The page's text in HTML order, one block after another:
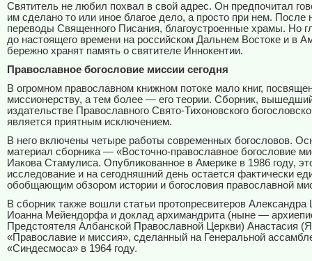
Святитель не любил похвал в свой адрес. Он предпочитал
им сделано то или иное благое дело, а просто при нем. После
переводы Священного Писания, благоустроенные храмы. Но
до настоящего времени на российском Дальнем Востоке и в
бережно хранят память о святителе Иннокентии.
Православное богословие миссии сегодня
В огромном православном книжном потоке мало книг,
миссионерству, а тем более — его теории. Сборник,
издательстве Православного Свято-Тихоновского
является приятным исключением.
В него включены четыре работы современных богословов.
материал сборника — «Восточно-православное богословие
Иакова Стамулиса. Опубликованное в Америке в 1986 году,
исследование и на сегодняшний день остается фактически
обобщающим обзором истории и богословия православной
В сборник также вошли статьи протопресвитеров
Иоанна Мейендорфа и доклад архимандрита (ныне —
Предстоятеля Албанской Православной Церкви) Анастасия
«Православие и миссия», сделанный на Генеральной
«Синдесмоса» в 1964 году.